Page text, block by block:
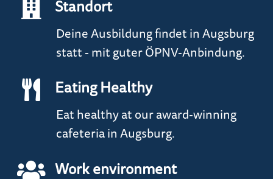
Standort
Deine Ausbildung findet in Augsburg
statt - mit guter ÖPNV-Anbindung.
Eating Healthy
Eat healthy at our award-winning
cafeteria in Augsburg.
Work environment